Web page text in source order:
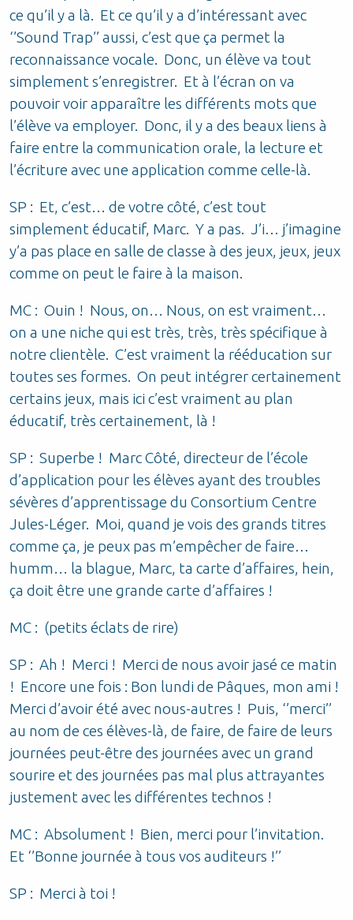
ce qu’il y a là. Et ce qu’il y a d’intéressant avec
‘’Sound Trap’’ aussi, c’est que ça permet la
reconnaissance vocale. Donc, un élève va tout
simplement s’enregistrer. Et à l’écran on va
pouvoir voir apparaître les différents mots que
l’élève va employer. Donc, il y a des beaux liens à
faire entre la communication orale, la lecture et
l’écriture avec une application comme celle-là.
SP : Et, c’est… de votre côté, c’est tout
simplement éducatif, Marc. Y a pas. J’i… j’imagine
y’a pas place en salle de classe à des jeux, jeux, jeux
comme on peut le faire à la maison.
MC : Ouin ! Nous, on… Nous, on est vraiment…
on a une niche qui est très, très, très spécifique à
notre clientèle. C’est vraiment la rééducation sur
toutes ses formes. On peut intégrer certainement
certains jeux, mais ici c’est vraiment au plan
éducatif, très certainement, là !
SP : Superbe ! Marc Côté, directeur de l’école
d’application pour les élèves ayant des troubles
sévères d’apprentissage du Consortium Centre
Jules-Léger. Moi, quand je vois des grands titres
comme ça, je peux pas m’empêcher de faire…
humm… la blague, Marc, ta carte d’affaires, hein,
ça doit être une grande carte d’affaires !
MC : (petits éclats de rire)
SP : Ah ! Merci ! Merci de nous avoir jasé ce matin
! Encore une fois : Bon lundi de Pâques, mon ami !
Merci d’avoir été avec nous-autres ! Puis, ‘’merci’’
au nom de ces élèves-là, de faire, de faire de leurs
journées peut-être des journées avec un grand
sourire et des journées pas mal plus attrayantes
justement avec les différentes technos !
MC : Absolument ! Bien, merci pour l’invitation.
Et ‘’Bonne journée à tous vos auditeurs !’’
SP : Merci à toi !